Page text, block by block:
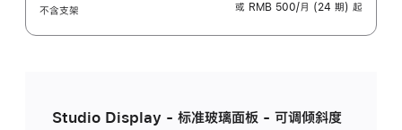
不含支架
或 RMB 500/月 (24 期) 起
Studio Display - 标准玻璃面板 - 可调倾斜度